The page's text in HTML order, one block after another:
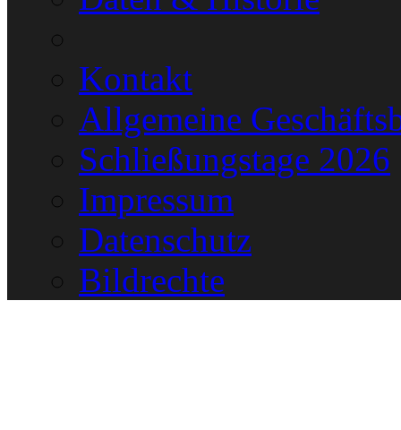
Kontakt
Allgemeine
Schließungstage 2026
Impressum
Datenschutz
Bildrechte